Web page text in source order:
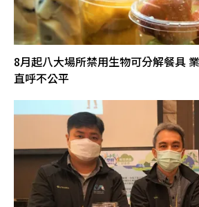
8月起八大場所禁用生物可分解餐具
直呼不公平